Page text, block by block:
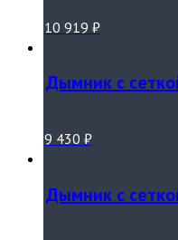
10 919 ₽
Дымник с
9 430 ₽
Дымник с